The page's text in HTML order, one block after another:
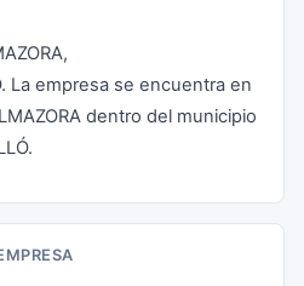
La empresa se encuentra en
dentro del municipio